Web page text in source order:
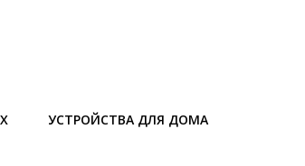
УСТРОЙСТВА ДЛЯ ДОМА